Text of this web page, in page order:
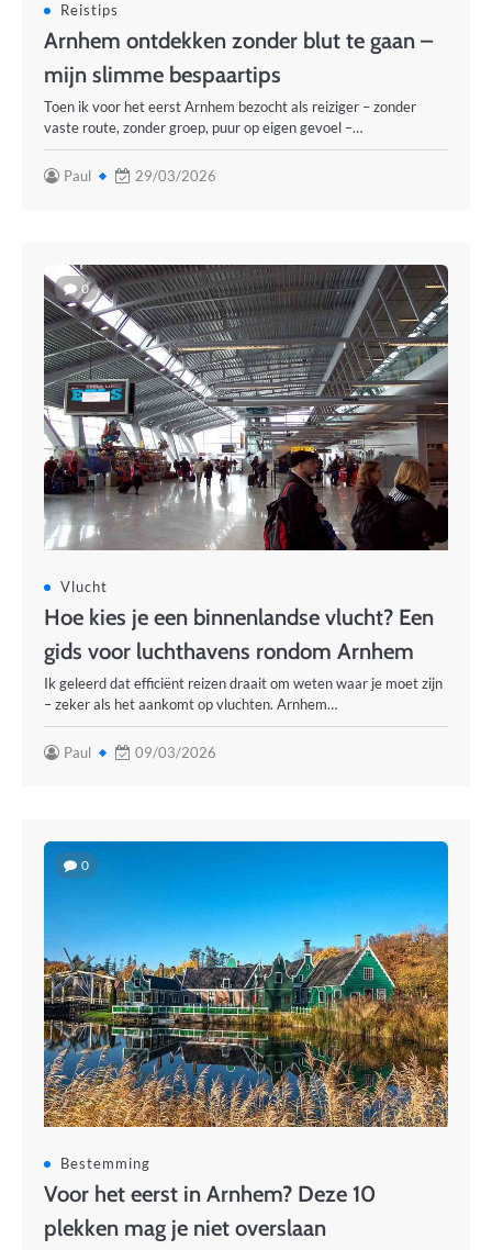
Reistips
Arnhem ontdekken zonder blut te gaan –
mijn slimme bespaartips
Toen ik voor het eerst Arnhem bezocht als reiziger – zonder
vaste route, zonder groep, puur op eigen gevoel –…
Paul 29/03/2026
0
Vlucht
Hoe kies je een binnenlandse vlucht? Een
gids voor luchthavens rondom Arnhem
Ik geleerd dat efficiënt reizen draait om weten waar je moet zijn
– zeker als het aankomt op vluchten. Arnhem…
Paul 09/03/2026
0
Bestemming
Voor het eerst in Arnhem? Deze 10
plekken mag je niet overslaan